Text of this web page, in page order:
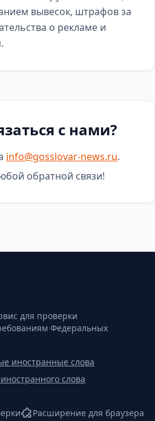
вывесок, штрафов за
о рекламе и
с нами?
info@gosslovar-news.ru.
обратной связи!
для проверки
Федеральных
иностранные слова
слова
Расширение для браузера